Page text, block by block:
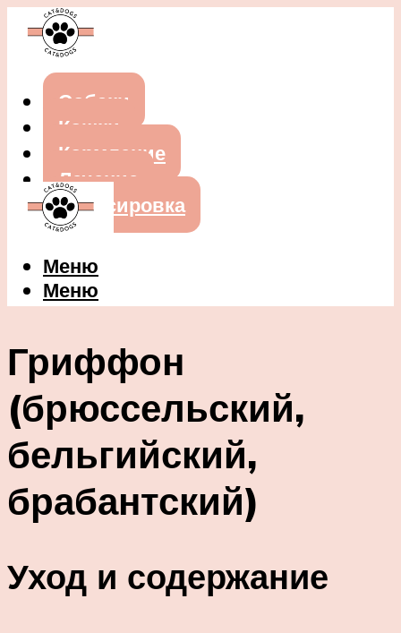
Собаки
Кошки
Кормление
Лечение
Дрессировка
Меню
Меню
Гриффон
(брюссельский,
бельгийский,
брабантский)
Уход и содержание